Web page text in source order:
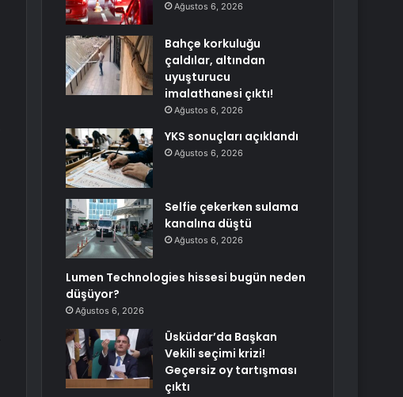
Ağustos 6, 2026
Bahçe korkuluğu
çaldılar, altından
uyuşturucu
imalathanesi çıktı!
Ağustos 6, 2026
YKS sonuçları açıklandı
Ağustos 6, 2026
Selfie çekerken sulama
kanalına düştü
Ağustos 6, 2026
Lumen Technologies hissesi bugün neden
düşüyor?
Ağustos 6, 2026
Üsküdar’da Başkan
Vekili seçimi krizi!
Geçersiz oy tartışması
çıktı